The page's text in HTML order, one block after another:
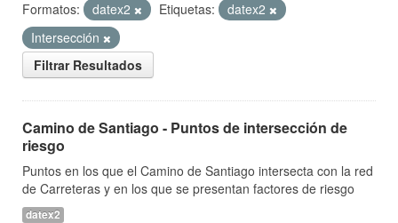
Formatos: datex2 Etiquetas:
datex2
Intersección
Filtrar Resultados
Camino de Santiago - Puntos de intersección de
riesgo
Puntos en los que el Camino de Santiago intersecta con la red
de Carreteras y en los que se presentan factores de riesgo
datex2